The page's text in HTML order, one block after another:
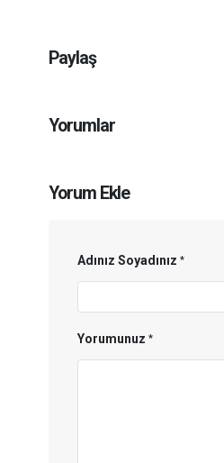
Paylaş
Yorumlar
Yorum Ekle
Adınız Soyadınız
Yorumunuz